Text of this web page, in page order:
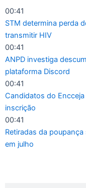
00:41
STM determina perda
transmitir HIV
00:41
ANPD investiga
plataforma Discord
00:41
Candidatos do
inscrição
00:41
Retiradas da
em julho